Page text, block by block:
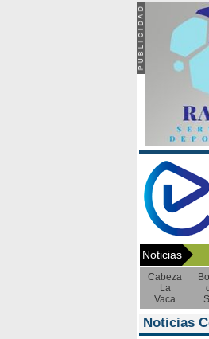
Noticias
Cabeza
La
Vaca
Noticias